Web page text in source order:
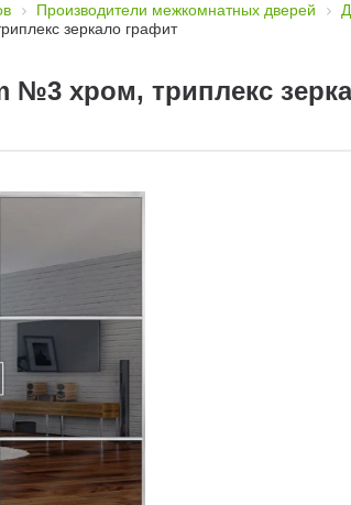
Производители межкомнатных дверей
зеркало графит
№3 хром, триплекс